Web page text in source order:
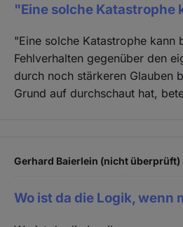
"Eine solche Katastrophe
"Eine solche Katastrophe kann
Fehlverhalten gegenüber den
durch noch stärkeren Glauben
Grund auf durchschaut hat,
Gerhard Baierlein (nicht überprüft)
Wo ist da die Logik, wenn